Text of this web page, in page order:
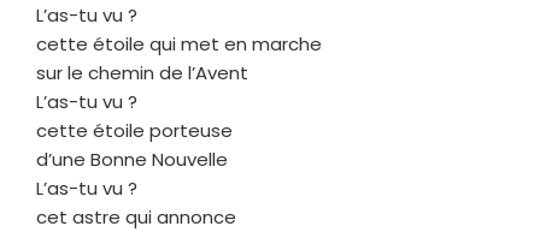
L’as-tu vu ?
cette étoile qui met en marche
sur le chemin de l’Avent
L’as-tu vu ?
cette étoile porteuse
d’une Bonne Nouvelle
L’as-tu vu ?
cet astre qui annonce